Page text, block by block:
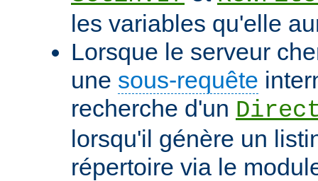
les variables qu'elle
Lorsque le serveur
une sous-requête
recherche d'un
lorsqu'il génère un
répertoire via le